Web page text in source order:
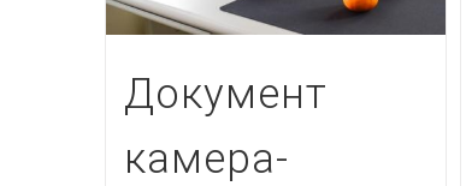
Документ
камера-